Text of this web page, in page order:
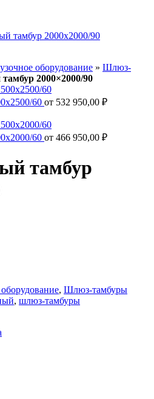
оборудование » Шлюз-
2000×2000/90
60 от 532 950,00 ₽
60 от 466 950,00 ₽
тамбур
, Шлюз-тамбуры
, шлюз-тамбуры